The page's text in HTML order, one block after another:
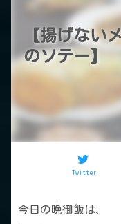
【揚げない
のソテー】
Twitter
今日の晩御飯は、